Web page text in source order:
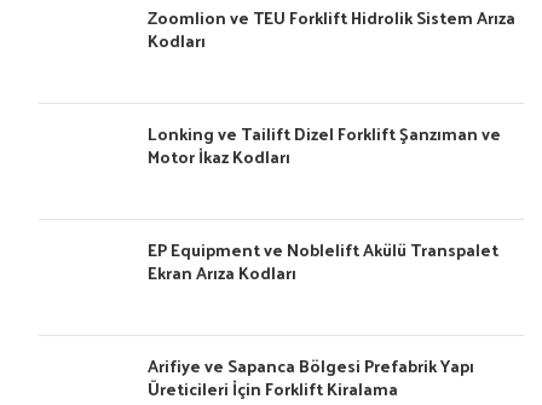
Zoomlion ve TEU Forklift Hidrolik Sistem Arıza
Kodları
Lonking ve Tailift Dizel Forklift Şanzıman ve
Motor İkaz Kodları
EP Equipment ve Noblelift Akülü Transpalet
Ekran Arıza Kodları
Arifiye ve Sapanca Bölgesi Prefabrik Yapı
Üreticileri İçin Forklift Kiralama